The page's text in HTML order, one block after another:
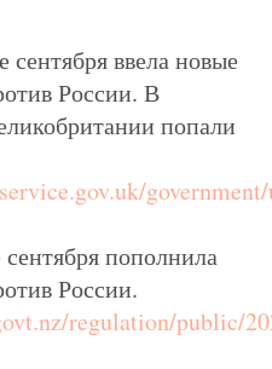
сентября ввела новые
России. В
попали
пополнила
России.
regulation/public/